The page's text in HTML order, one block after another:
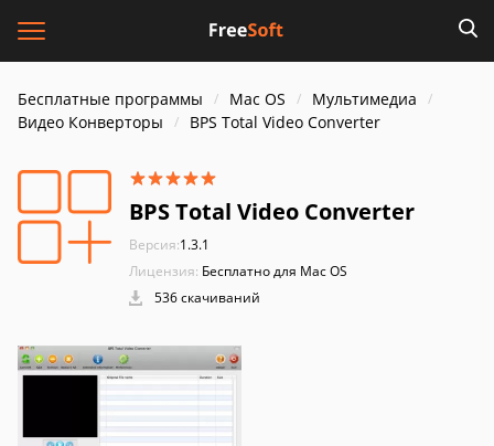
Бесплатные программы Mac OS
Мультимедиа
Видео Конверторы
BPS Total Video Converter
BPS Total Video Converter
Версия:1.3.1
Лицензия: Бесплатно для Mac OS
536 скачиваний